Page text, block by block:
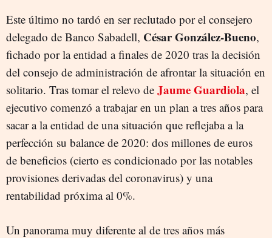
Este último no tardó en ser reclutado por el consejero
delegado de Banco Sabadell, César González-Bueno,
fichado por la entidad a finales de 2020 tras la decisión
del consejo de administración de afrontar la situación en
solitario. Tras tomar el relevo de Jaume Guardiola, el
ejecutivo comenzó a trabajar en un plan a tres años para
sacar a la entidad de una situación que reflejaba a la
perfección su balance de 2020: dos millones de euros
de beneficios (cierto es condicionado por las notables
provisiones derivadas del coronavirus) y una
rentabilidad próxima al 0%.
Un panorama muy diferente al de tres años más